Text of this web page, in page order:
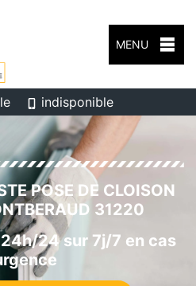
MENU
indisponible
POSE DE CLOISON
31220
24 sur 7j/7 en cas